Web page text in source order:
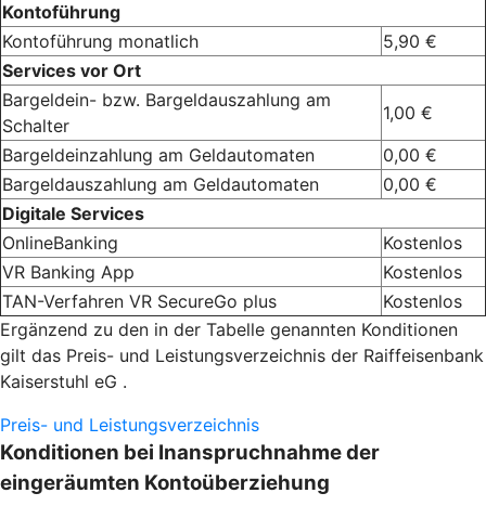
Kontoführung
Kontoführung monatlich
5,90 €
Services vor Ort
Bargeldein- bzw. Bargeldauszahlung am
Schalter
1,00 €
Bargeldeinzahlung am Geldautomaten
0,00 €
Bargeldauszahlung am Geldautomaten
0,00 €
Digitale Services
OnlineBanking
Kostenlos
VR Banking App
Kostenlos
TAN-Verfahren VR SecureGo plus
Kostenlos
Ergänzend zu den in der Tabelle genannten Konditionen
gilt das Preis- und Leistungsverzeichnis der Raiffeisenbank
Kaiserstuhl eG .
Preis- und Leistungsverzeichnis
Konditionen bei Inanspruchnahme der
eingeräumten Kontoüberziehung